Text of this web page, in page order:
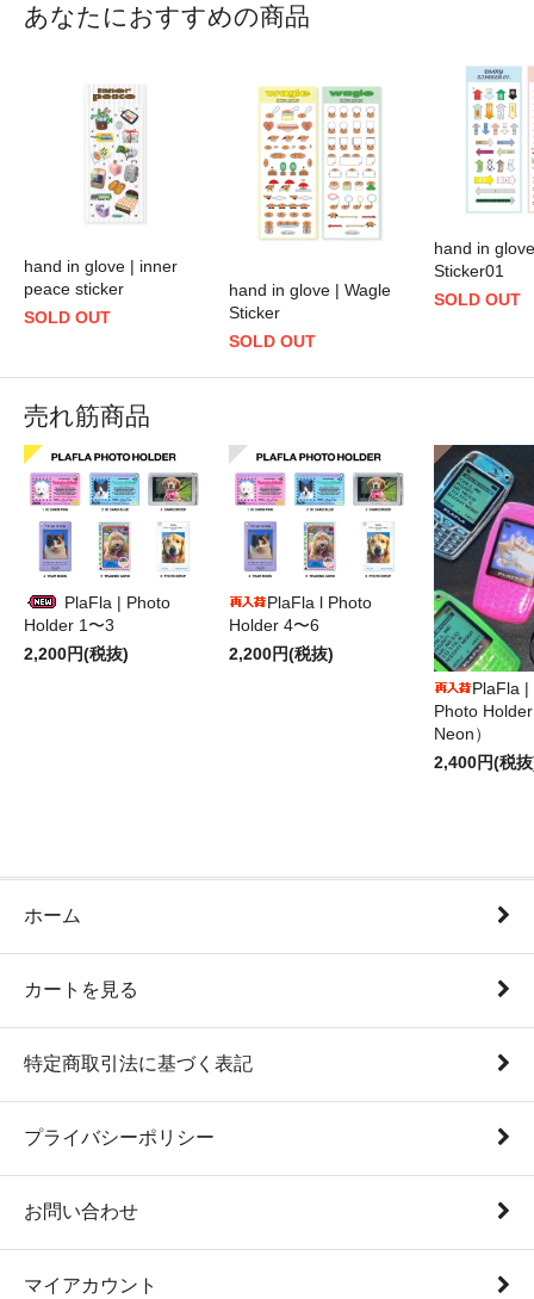
あなたにおすすめの商品
hand in glove | inner
peace sticker
SOLD OUT
hand in glove | Wagle
Sticker
SOLD OUT
hand in
Sticker01
SOLD OUT
売れ筋商品
PlaFla | Photo
Holder 1〜3
2,200円(税抜)
PlaFla l Photo
Holder 4〜6
2,200円(税抜)
PlaFla
Photo
Neon）
2,400円(税
ホーム
カートを見る
特定商取引法に基づく表記
プライバシーポリシー
お問い合わせ
マイアカウント